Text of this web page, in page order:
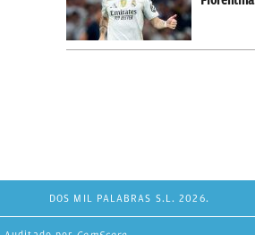
DOS MIL PALABRAS S.L. 2026.